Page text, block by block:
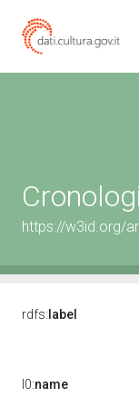
https://w3id.org/
rdfs: label
l0:name